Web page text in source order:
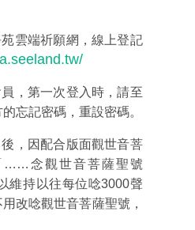
雲端祈願網，線上登記
，第一次登入時，請至
忘記密碼，重設密碼。
，因配合版面觀世音菩
……念觀世音菩薩聖號
維持以往每位唸3000聲
改唸觀世音菩薩聖號，